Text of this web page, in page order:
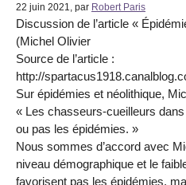
22 juin 2021, par Robert Paris
Discussion de l’article «
(Michel Olivier
Source de l’article :
http://
Sur épidémies et néolithique,
« Les chasseurs-cueilleurs
ou pas les épidémies. »
Nous sommes d’accord avec
niveau démographique et le
favorisent pas les épidémies,